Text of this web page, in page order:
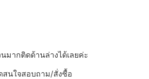
มากติดด้านล่างได้เลยค่ะ
นใจสอบถาม/สั่งซื้อ